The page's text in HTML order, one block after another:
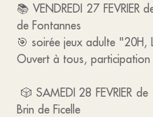
📚 VENDREDI 27
de Fontannes
🎯 soirée jeux adulte "20H,
Ouvert à tous,
🎲 SAMEDI 28 FEVRIER
Brin de Ficelle